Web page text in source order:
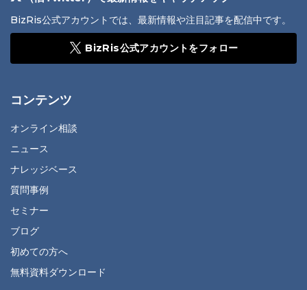
BizRis公式アカウントでは、最新情報や注目記事を配信中です。
BizRis公式アカウントをフォロー
コンテンツ
オンライン相談
ニュース
ナレッジベース
質問事例
セミナー
ブログ
初めての方へ
無料資料ダウンロード